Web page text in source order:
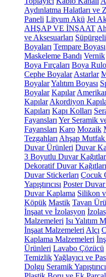
Aydınlatma Halatları ve
Paneli Lityum Akü Jel
AHŞAP VE İNŞAAT
ve Aksesuarları
Boyaları Tempare Boyası
Maskeleme Bandı Vernik
Boya Fırçaları Boya
Cephe Boyalar Astarlar
BoyalarYalıtım Boyası
Boyalar Kapılar
Kapılar Akordiyon
Kapıları Kapı Kolları
Fayansları Yer Seramik
Fayansları Karo Mozaik
Tezgahları Ahşap Mutfak
Duvar Ürünleri Duvar
3 Boyutlu Duvar
Dekoratif Duvar Kağıtları
Duvar Stickerları Çocuk
Yapıştırıcısı Poster Duvar
Duvar Kaplama Silikon
Köpük Mastik Tavan
İnşaat ve İzolasyon
Malzemeleri Isı Yalıtım
İnşaat Malzemeleri Alçı
Kaplama Malzemeleri
Ürünleri Lavabo Çözücü
TemizlikYağlayıcı ve
Dolgu Seramik